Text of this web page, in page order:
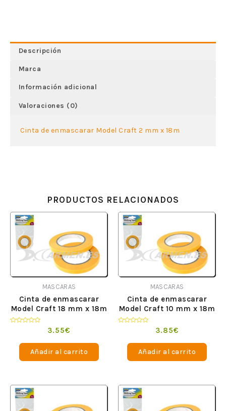
Descripción
Marca
Información adicional
Valoraciones (0)
Cinta de enmascarar Model Craft 2 mm x 18m
PRODUCTOS RELACIONADOS
MASCARAS
Cinta de enmascarar
Model Craft 18 mm x 18m
3.55€
Añadir al carrito
MASCARAS
Cinta de enmascarar
Model Craft 10 mm x 18m
3.85€
Añadir al carrito